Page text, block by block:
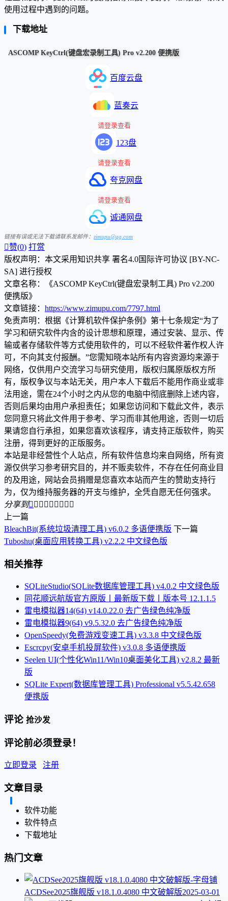
使用过程中遇到的问题。
下载地址
ASCOMP KeyCtrl(键盘宏录制工具) Pro v2.200 便携版
百度云盘
蓝奏云
请登录查看
123盘
请登录查看
夸克网盘
请登录查看
诚通网盘
链接有误或无法下载请联系发邮件： zimupu@qq.com
赞(0) 打赏
版权声明：本文采用知识共享 署名4.0国际许可协议 [BY-NC-
SA] 进行授权
文章名称：《ASCOMP KeyCtrl(键盘宏录制工具) Pro v2.200
便携版》
文章链接： https://www.zimupu.com/7797.html
免责声明：根据《计算机软件保护条例》第十七条规定“为了
学习和研究软件内含的设计思想和原理，通过安装、显示、传
输或者存储软件等方式使用软件的，可以不经软件著作权人许
可，不向其支付报酬。”您需知晓本站所有内容资源均来源于
网络，仅供用户交流学习与研究使用，版权归属原版权方所
有，版权争议与本站无关，用户本人下载后不能用作商业或非
法用途，需在24个小时之内从您的电脑中彻底删除上述内容，
否则后果均由用户承担责任；如果您访问和下载此文件，表示
您同意只将此文件用于参考、学习而非其他用途，否则一切后
果请您自行承担，如果您喜欢该程序，请支持正版软件，购买
注册，得到更好的正版服务。
本站是非经营性个人站点，所有软件信息均来自网络，所有资
源仅供学习参考研究目的，并不贩卖软件，不存在任何商业目
的及用途，网站会员捐赠是您喜欢本站而产生的赞助支持行
为，仅为维持服务器的开支与维护，全凭自愿无任何强求。
分享到        
上一篇
BleachBit(系统垃圾清理工具) v6.0.2 多语便携版 下一篇
Tuboshu(桌面应用转换工具) v2.2.2 中文绿色版
相关推荐
SQLiteStudio(SQLite数据库管理工具) v4.0.2 中文绿色版
同花顺远航版官方原版丨最新版下载丨版本号 12.1.1.5
雷电模拟器14(64) v14.0.22.0 去广告绿色纯净版
雷电模拟器9(64) v9.5.32.0 去广告绿色纯净版
OpenSpeedy(免费游戏变速工具) v3.3.8 中文绿色版
Escrcpy(安卓手机投屏软件) v3.0.8 多语便携版
Seelen UI(个性化Win11/Win10桌面美化工具) v2.8.2 最新
版
SQLite Expert(数据库管理工具) Professional v5.5.42.658
便携版
评论 抢沙发
评论前必须登录！
立即登录 注册
文章目录
软件功能
软件特点
下载地址
热门文章
ACDSee2025旗舰版 v18.1.0.4080 中文破解版2025-03-01